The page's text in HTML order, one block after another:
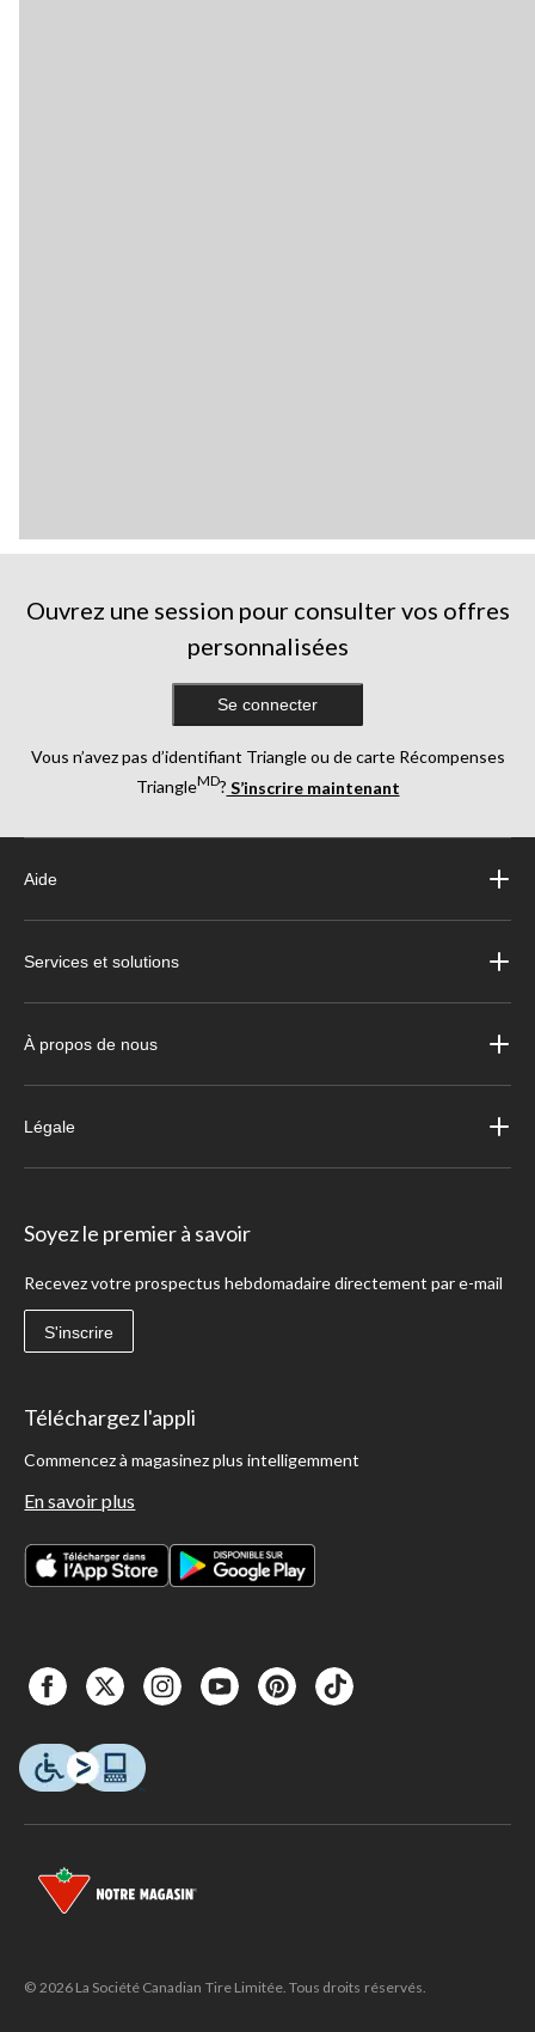
Ouvrez une session pour consulter vos offres
personnalisées
Se connecter
Vous n’avez pas d’identifiant Triangle ou de carte Récompenses
TriangleMD? S’inscrire maintenant
Aide
Services et solutions
À propos de nous
Légale
Soyez le premier à savoir
Recevez votre prospectus hebdomadaire directement par e-mail
S'inscrire
Téléchargez l'appli
Commencez à magasinez plus intelligemment
En savoir plus
© 2026 La Société Canadian Tire Limitée. Tous droits réservés.